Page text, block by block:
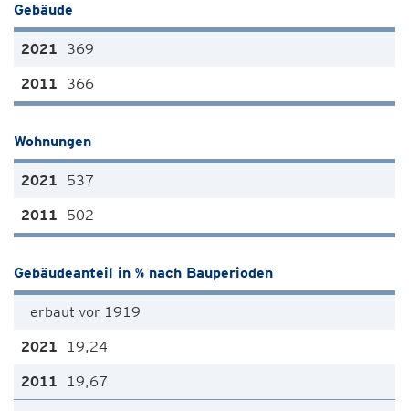
Gebäude
369
366
Wohnungen
537
502
Gebäudeanteil in % nach Bauperioden
erbaut vor 1919
19,24
19,67